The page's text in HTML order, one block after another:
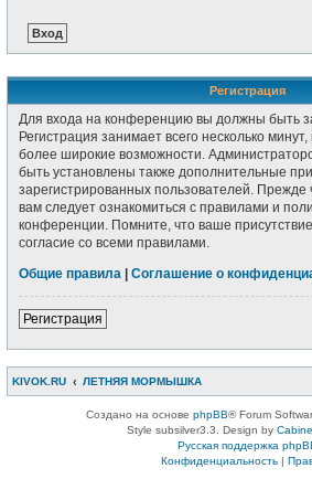
Регистрация
Для входа на конференцию вы должны быть
Регистрация занимает всего несколько
более широкие возможности.
быть установлены также дополнительные
зарегистрированных пользователей. Прежде
вам следует ознакомиться с правилами и
конференции. Помните, что ваше
согласие со всеми правилами.
Общие правила
Соглашение о
Регистрация
KIVOK.RU ЛЕТНЯЯ МОРМЫШКА
Создано на основе phpBB® Forum
Style subsilver3.3. Design by
Русская поддержка
Конфиденциальность|